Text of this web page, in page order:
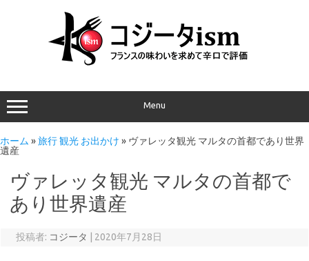
Menu
ホーム »旅行 観光 お出かけ » ヴァレッタ観光 マルタの首都であり世界
遺産
ヴァレッタ観光 マルタの首都で
あり世界遺産
投稿者: コジータ 2020年7月28日